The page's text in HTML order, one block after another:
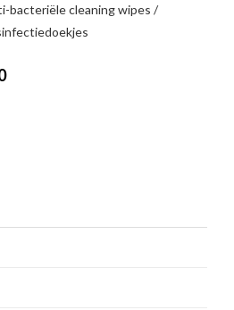
bacteriële cleaning wipes /